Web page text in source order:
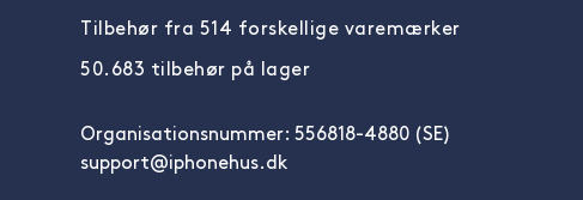
Tilbehør fra 514 forskellige varemærker
50.683 tilbehør på lager
Organisationsnummer: 556818-4880 (SE)
support@iphonehus.dk